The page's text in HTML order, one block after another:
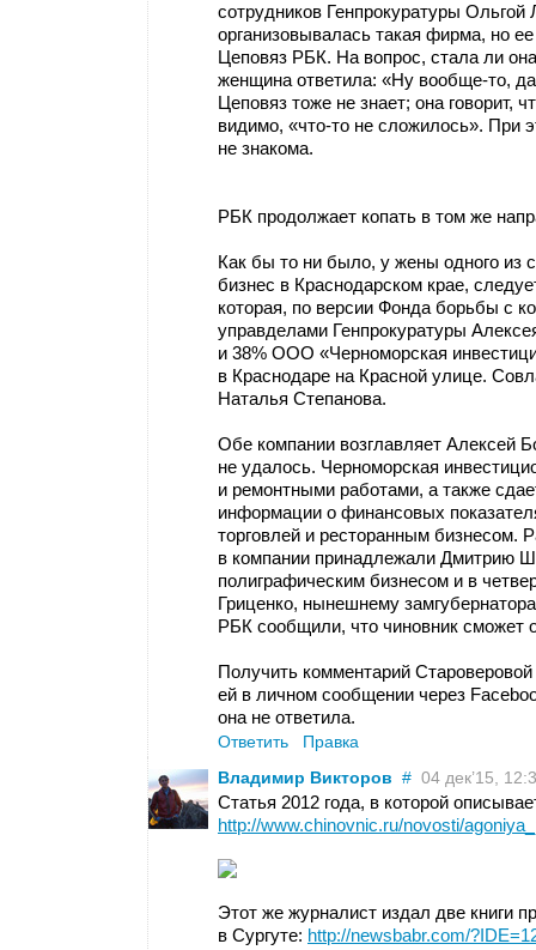
сотрудников Генпрокуратуры
организовывалась такая фирма, но
Цеповяз РБК. На вопрос, стала ли
женщина ответила: «Ну вообще-то,
Цеповяз тоже не знает; она говорит,
видимо, «что-то не сложилось». При
не знакома.
РБК продолжает копать в том же
Как бы то ни было, у жены одного из
бизнес в Краснодарском крае,
которая, по версии Фонда борьбы с
управделами Генпрокуратуры
и 38% ООО «Черноморская
в Краснодаре на Красной улице.
Наталья Степанова.
Обе компании возглавляет Алексей
не удалось. Черноморская
и ремонтными работами, а также
информации о финансовых
торговлей и ресторанным бизнесом.
в компании принадлежали Дмитрию
полиграфическим бизнесом и в
Гриценко, нынешнему
РБК сообщили, что чиновник сможет
Получить комментарий
ей в личном сообщении через
она не ответила.
Ответить
Правка
Владимир Викторов # 04 дек’15,
Статья 2012 года, в которой
http://www.chinovnic.ru/novosti/
Этот же журналист издал две книги
в Сургуте: http://newsbabr.com/